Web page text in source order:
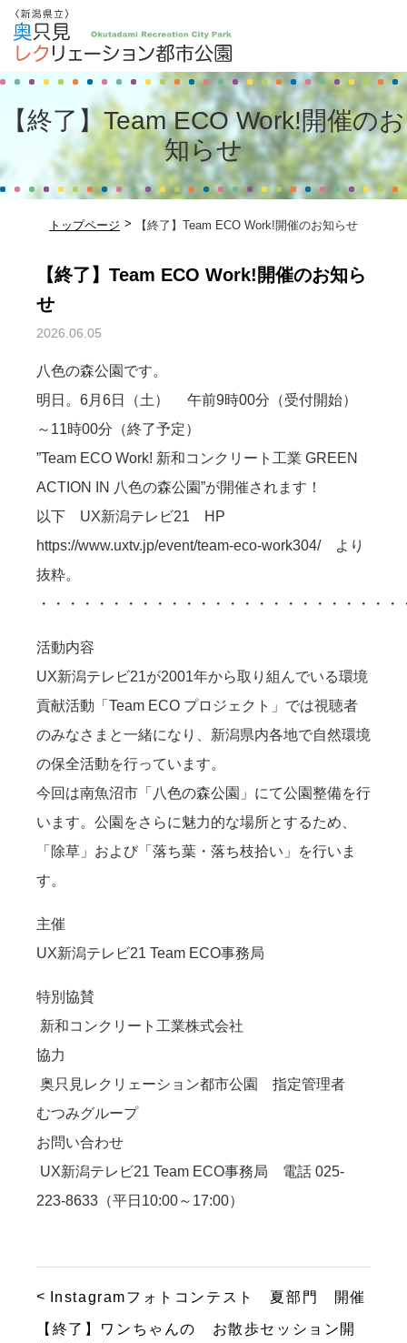
【終了】Team ECO Work!開催のお
知らせ
トップページ 【終了】Team ECO Work!開催のお知らせ
【終了】Team ECO Work!開催のお知ら
せ
2026.06.05
八色の森公園です。
明日。6月6日（土） 午前9時00分（受付開始）
～11時00分（終了予定）
”Team ECO Work! 新和コンクリート工業 GREEN
ACTION IN 八色の森公園”が開催されます！
以下 UX新潟テレビ21 HP
https://www.uxtv.jp/event/team-eco-work304/ より
抜粋。
・・・・・・・・・・・・・・・・・・・・・・・・
活動内容
UX新潟テレビ21が2001年から取り組んでいる環境
貢献活動「Team ECO プロジェクト」では視聴者
のみなさまと一緒になり、新潟県内各地で自然環境
の保全活動を行っています。
今回は南魚沼市「八色の森公園」にて公園整備を行
います。公園をさらに魅力的な場所とするため、
「除草」および「落ち葉・落ち枝拾い」を行いま
す。
主催
UX新潟テレビ21 Team ECO事務局
特別協賛
新和コンクリート工業株式会社
協力
奥只見レクリェーション都市公園 指定管理者
むつみグループ
お問い合わせ
UX新潟テレビ21 Team ECO事務局 電話 025-
223-8633（平日10:00～17:00）
Instagramフォトコンテスト 夏部門 開催
【終了】ワンちゃんの お散歩セッション開